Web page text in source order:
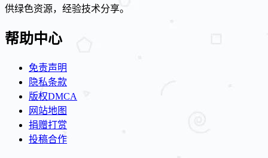
供绿色资源，经验技术分享。
帮助中心
免责声明
隐私条款
版权DMCA
网站地图
捐赠打赏
投稿合作